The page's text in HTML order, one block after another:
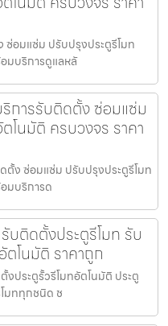
ซ่อมแซ่ม ปรับปรุงประตูรีโมท
มบริการดูแลหลั
การรับติดตั้ง ซ่อมแซ่ม
โนมัติ ครบวงจร ราคา
ง ซ่อมแซ่ม ปรับปรุงประตูรีโมท
มบริการด
บติดตั้งประตูรีโมท รับ
โนมัติ ราคาถูก
ประตูรั้วรีโมทอัตโนมัติ ประตู
มททุกชนิด ช